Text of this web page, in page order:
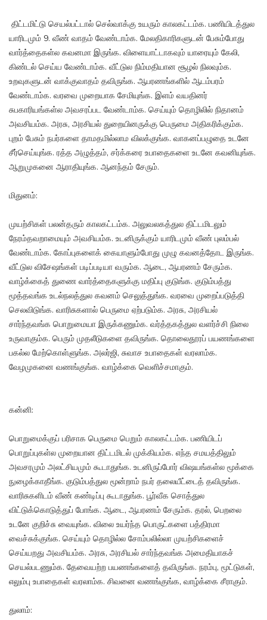
திட்டமிட்டு செயல்பட்டால் செல்வாக்கு உயரும் காலகட்டம்க. பணியிடத்துல
யாரிடமும் 9. வீண் வாதம் வேண்டாம்க. மேலதிகாரிகளுடன் பேசும்போது
வார்த்தைகள்ல கவனமா இருங்க. விளையாட்டாகவும் யாரையும் கேலி,
கிண்டல் செய்ய வேண்டாம்க. வீட்டுல நிம்மதியான சூழல் நிலவும்க.
உறவுகளுடன் வாக்குவாதம் தவிருங்க. ஆபரணங்களில் ஆடம்பரம்
வேண்டாம்க. வரவை முறையாக சேமியுங்க. இளம் வயதினர்
சுபகாரியங்கள்ல அவசரப்பட வேண்டாம்க. செய்யும் தொழிலில் நிதானம்
அவசியம்க. அரசு, அரசியல் துறையினருக்கு பெருமை அதிகரிக்கும்க.
புறம் பேசும் நபர்களை தாமதமில்லாம விலக்குங்க. வாகனப்பழுதை உடனே
சீர்செய்யுங்க. ரத்த அழுத்தம், சர்க்கரை உபாதைகளை உடனே கவனியுங்க.
ஆறுமுகனை ஆராதியுங்க. ஆனந்தம் சேரும்.
மிதுனம்:
முயற்சிகள் பலன்தரும் காலகட்டம்க. அலுவலகத்துல திட்டமிடலும்
நேரம்தவறாமையும் அவசியம்க. உடனிருக்கும் யாரிடமும் வீண் புலம்பல்
வேண்டாம்க. கோப்புகளைக் கையாளும்போது முழு கவனத்தோட இருங்க.
வீட்டுல விசேஷங்கள் படிப்படியா வரும்க. ஆடை, ஆபரணம் சேரும்க.
வாழ்க்கைத் துணை வார்த்தைகளுக்கு மதிப்பு குடுங்க. குடும்பத்து
மூத்தவங்க உடல்நலத்துல கவனம் செலுத்துங்க. வரவை முறைப்படுத்தி
செலவிடுங்க. வாரிசுகளால் பெருமை ஏற்படும்க. அரசு, அரசியல்
சார்ந்தவங்க பொறுமையா இருக்கணும்க. வர்த்தகத்துல வளர்ச்சி நிலை
உருவாகும்க. பெரும் முதலீடுகளை தவிருங்க. தொலைதூரப் பயணங்களை
பகல்ல மேற்கொள்ளுங்க. அலர்ஜி, சுவாச உபாதைகள் வரலாம்க.
வேழமுகனை வணங்குங்க. வாழ்க்கை வெளிச்சமாகும்.
கன்னி:
பொறுமைக்குப் பரிசாக பெருமை பெறும் காலகட்டம்க. பணியிடப்
பொறுப்புகள்ல முறையான திட்டமிடல் முக்கியம்க. எந்த சமயத்திலும்
அவசரமும் அலட்சியமும் கூடாதுங்க. உடனிருப்போர் விஷயங்கள்ல மூக்கை
நுழைக்காதீங்க. குடும்பத்துல மூன்றாம் நபர் தலையீட்டைத் தவிருங்க.
வாரிசுகளிடம் வீண் கண்டிப்பு கூடாதுங்க. பூர்வீக சொத்துல
விட்டுக்கொடுத்துப் போங்க. ஆடை, ஆபரணம் சேரும்க. தரல், பெறலை
உடனே குறிச்சு வையுங்க. விலை உயர்ந்த பொருட்களை பத்திரமா
வைச்சுக்குங்க. செய்யும் தொழில்ல சோம்பலில்லா முயற்சிகளைச்
செய்யறது அவசியம்க. அரசு, அரசியல் சார்ந்தவங்க அமைதியாகச்
செயல்படணும்க. தேவையற்ற பயணங்களைத் தவிருங்க. நரம்பு, மூட்டுகள்,
எலும்பு உபாதைகள் வரலாம்க. சிவனை வணங்குங்க, வாழ்க்கை சீராகும்.
துலாம்: